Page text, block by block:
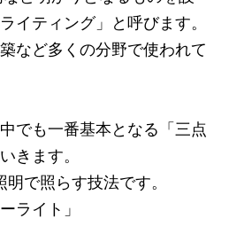
イティング」と呼びます。
など多くの分野で使われて
でも一番基本となる「三点
きます。
で照らす技法です。
ライト」